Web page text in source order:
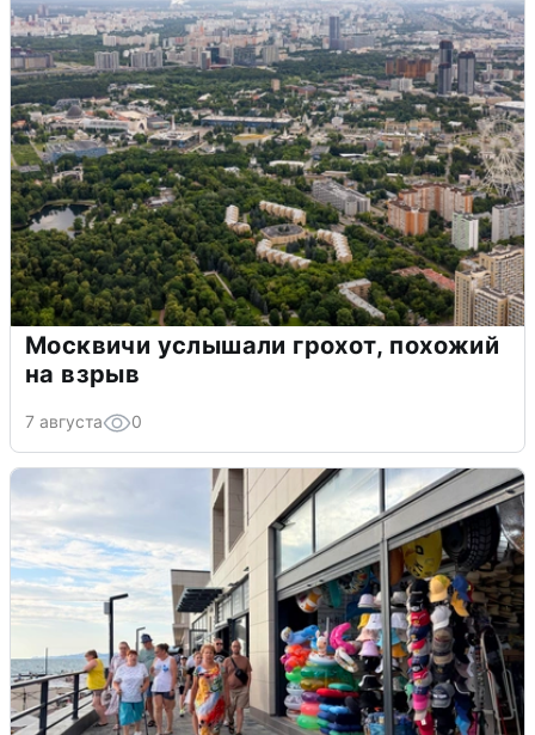
Москвичи услышали грохот, похожий
на взрыв
7 августа 0